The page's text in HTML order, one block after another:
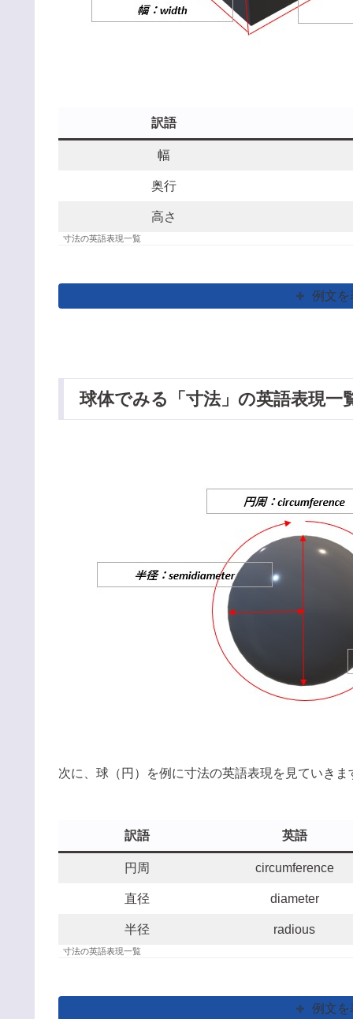
訳語
幅
奥行
高さ
寸法の英語表現一覧
例文を
球体でみる「寸法」の英語表現一
次に、球（円）を例に寸法の英語表現を見ていきま
訳語 英語
円周 circumference
直径 diameter
半径 radious
寸法の英語表現一覧
例文を